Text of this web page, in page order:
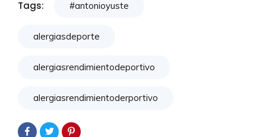
Tags: #antonioyuste
alergiasdeporte
alergiasrendimientodeportivo
alergiasrendimientoderportivo